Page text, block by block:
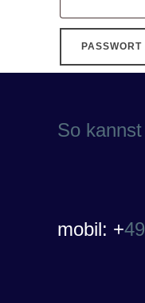
So
mobil: +